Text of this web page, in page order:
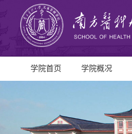
学院首页 学院概况